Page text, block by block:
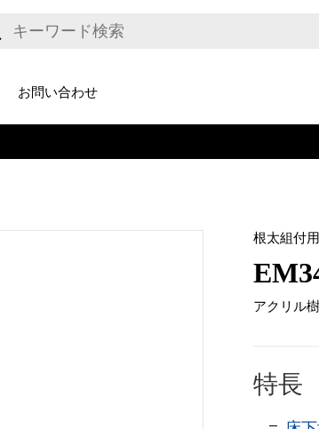
お問い合わせ
根太組付
アクリル
特長